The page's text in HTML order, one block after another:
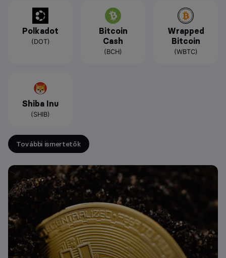
Polkadot
(DOT)
Bitcoin
Cash
(BCH)
Wrapped
Bitcoin
(WBTC)
Shiba Inu
(SHIB)
További ismertetők